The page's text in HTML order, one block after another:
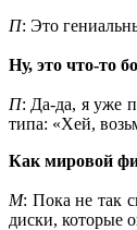
П: Это
Ну, это что-то
П: Да-да, я уже
типа: «Хей,
Как мировой
М: Пока не так
диски, которые